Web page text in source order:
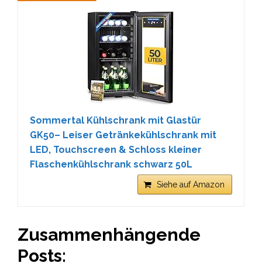
Sommertal Kühlschrank mit Glastür
GK50– Leiser Getränkekühlschrank mit
LED, Touchscreen & Schloss kleiner
Flaschenkühlschrank schwarz 50L
Siehe auf Amazon
Zusammenhängende
Posts: